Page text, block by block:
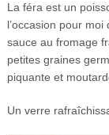
La féra est un
l’occasion pour
sauce au fromage
petites graines
piquante et
Un verre